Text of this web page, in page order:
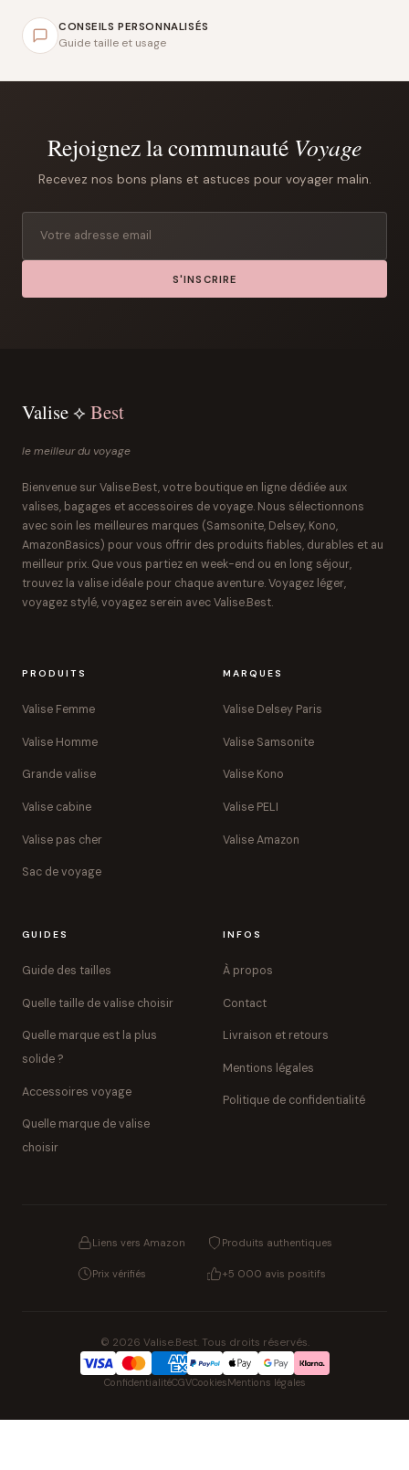
CONSEILS PERSONNALISÉS
Guide taille et usage
Rejoignez la communauté Voyage
Recevez nos bons plans et astuces pour voyager malin.
S'INSCRIRE
Valise ⟡ Best
le meilleur du voyage
Bienvenue sur Valise.Best, votre boutique en ligne dédiée aux
valises, bagages et accessoires de voyage. Nous sélectionnons
avec soin les meilleures marques (Samsonite, Delsey, Kono,
AmazonBasics) pour vous offrir des produits fiables, durables et au
meilleur prix. Que vous partiez en week-end ou en long séjour,
trouvez la valise idéale pour chaque aventure. Voyagez léger,
voyagez stylé, voyagez serein avec Valise.Best.
PRODUITS
Valise Femme
Valise Homme
Grande valise
Valise cabine
Valise pas cher
Sac de voyage
MARQUES
Valise Delsey Paris
Valise Samsonite
Valise Kono
Valise PELI
Valise Amazon
GUIDES
Guide des tailles
Quelle taille de valise choisir
Quelle marque est la plus
solide ?
Accessoires voyage
Quelle marque de valise
choisir
INFOS
À propos
Contact
Livraison et retours
Mentions légales
Politique de confidentialité
Liens vers Amazon Produits authentiques
Prix vérifiés +5 000 avis positifs
© 2026 Valise.Best. Tous droits réservés.
ConfidentialitéCGVCookiesMentions légales